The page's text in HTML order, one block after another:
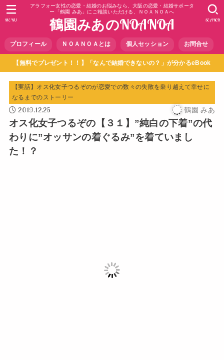
アラフォー女性の恋愛・結婚のお悩みなら、大阪の恋愛・結婚サポータ
ー「鶴園 みあ」にご相談いただける、ＮＯＡＮＯＡへ
鶴園みあのNOANOA
プロフィール ＮＯＡＮＯＡとは 個人セッション お問合せ
SEARCH
MENU
【無料でプレゼント！！】「なんで結婚できないの？」が分かるeBook
【実話】オス化女子つるぞのが恋愛での数々の失敗を乗り越えて幸せに
なるまでのストーリー
2019.12.25 鶴園 みあ
オス化女子つるぞの【３１】”純白の下着”の代
わりに”オッサンの着ぐるみ”を着ていまし
た！？